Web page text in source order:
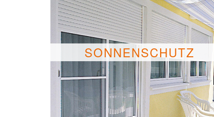
SONNENSCHUTZ